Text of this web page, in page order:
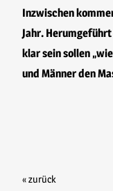
Inzwischen
Jahr.
klar sein sollen
und Männer den
« zurück